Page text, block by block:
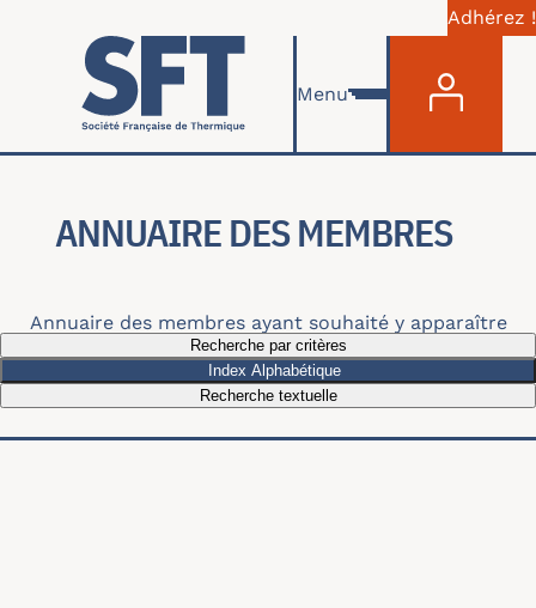
Skip to main content
Adhérez !
Menu
ANNUAIRE DES MEMBRES
Annuaire des membres ayant souhaité y apparaître
Recherche par critères
Index Alphabétique
Recherche textuelle